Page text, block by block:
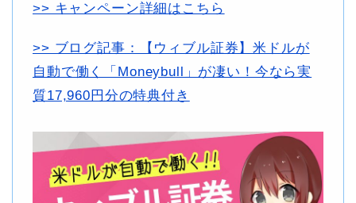
>> キャンペーン詳細はこちら
>> ブログ記事：【ウィブル証券】米ドルが
自動で働く「Moneybull」が凄い！今なら実
質17,960円分の特典付き